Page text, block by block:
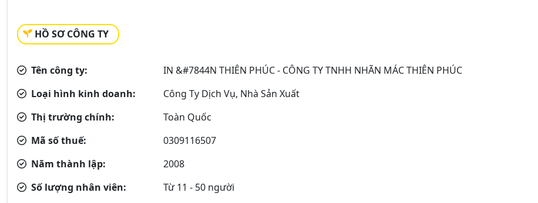
HỒ SƠ CÔNG TY
Tên công ty:
IN &#7844N THIÊN PHÚC - CÔNG TY TNHH NHÃN MÁC THIÊN PHÚC
Loại hình kinh doanh:
Công Ty Dịch Vụ, Nhà Sản Xuất
Thị trường chính:
Toàn Quốc
Mã số thuế:
0309116507
Năm thành lập:
2008
Số lượng nhân viên:
Từ 11 - 50 người